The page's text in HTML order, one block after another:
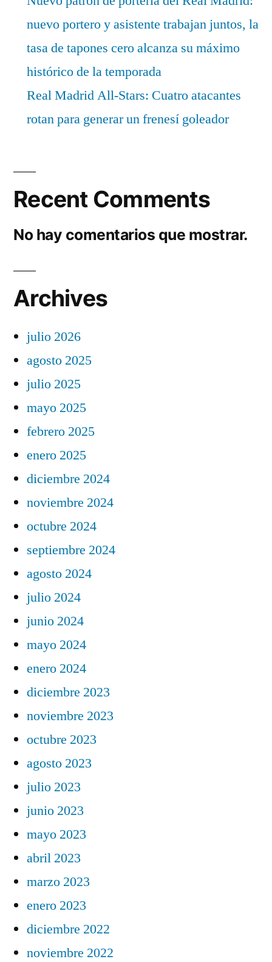
nuevo portero y asistente trabajan juntos, la
tasa de tapones cero alcanza su máximo
histórico de la temporada
Real Madrid All-Stars: Cuatro atacantes
rotan para generar un frenesí goleador
Recent Comments
No hay comentarios que mostrar.
Archives
julio 2026
agosto 2025
julio 2025
mayo 2025
febrero 2025
enero 2025
diciembre 2024
noviembre 2024
octubre 2024
septiembre 2024
agosto 2024
julio 2024
junio 2024
mayo 2024
enero 2024
diciembre 2023
noviembre 2023
octubre 2023
agosto 2023
julio 2023
junio 2023
mayo 2023
abril 2023
marzo 2023
enero 2023
diciembre 2022
noviembre 2022